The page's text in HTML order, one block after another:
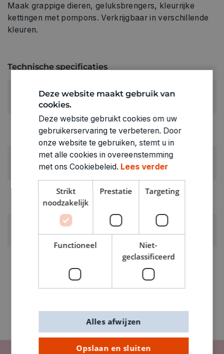
Maak grappige dieren, geluksbrengers, kleurrijke
kettingen met pompons. Verkrijgbaar in verschillende
kleuren.
Technische specificaties
LEVERANCIERSKLEUR:
RUBRIEK:
Pompons
GEWICHT
ARTIKELNUMMER
1860616
Deze website maakt gebruik van
cookies.
Deze website gebruikt cookies om uw
gebruikerservaring te verbeteren. Door
onze website te gebruiken, stemt u in
met alle cookies in overeenstemming
met ons Cookiebeleid. Lees verder
Strikt
noodzakelijk
Prestatie Targeting
Functioneel
Niet-
geclassificeerd
Opslaan en sluiten
Alles afwijzen